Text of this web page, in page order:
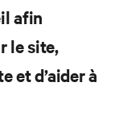
afin
le site,
et d’aider à